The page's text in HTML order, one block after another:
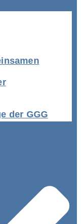
der GGG